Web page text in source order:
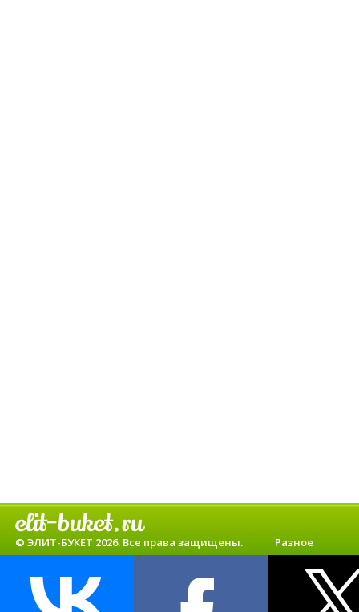
© ЭЛИТ-БУКЕТ 2026. Все права защищены. Разное